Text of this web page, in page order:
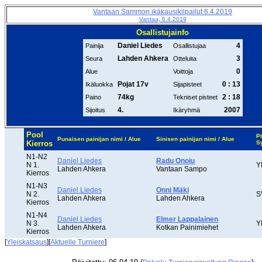
Vantaan Sammon ikäkausikilpailut 6.4.2019
Vantaa, 6.4.2019
Osallistujainfo
Painija Daniel Liedes Osallistujaa 4
Seura Lahden Ahkera Otteluita 3
Alue Voittoja 0
Ikäluokka Pojat 17v Sijapisteet 0 : 13
Paino 74kg Tekniset pisteet 2 : 18
Sijoitus 4. Ikäryhmä 2007
Pool
Kierros
Punaisen painijan nimi / Alue Sinisen painijan nimi / Alue
N1-N2
N 1.
Kierros
Daniel Liedes
Lahden Ahkera
Radu Onoiu
Vantaan Sampo
N1-N3
N 2.
Kierros
Daniel Liedes
Lahden Ahkera
Onni Mäki
Lahden Ahkera
N1-N4
N 3.
Kierros
Daniel Liedes
Lahden Ahkera
Elmer Lappalainen
Kotkan Painimiehet
[Yleiskatsaus][Aktuelle Turniere]